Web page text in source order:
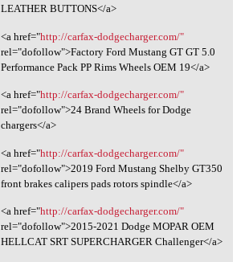
LEATHER BUTTONS</a>
<a href="http://carfax-dodgecharger.com/"
rel="dofollow">Factory Ford Mustang GT GT 5.0
Performance Pack PP Rims Wheels OEM 19</a>
<a href="http://carfax-dodgecharger.com/"
rel="dofollow">24 Brand Wheels for Dodge
chargers</a>
<a href="http://carfax-dodgecharger.com/"
rel="dofollow">2019 Ford Mustang Shelby GT350
front brakes calipers pads rotors spindle</a>
<a href="http://carfax-dodgecharger.com/"
rel="dofollow">2015-2021 Dodge MOPAR OEM
HELLCAT SRT SUPERCHARGER Challenger</a>